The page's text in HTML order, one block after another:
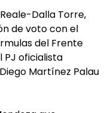
Dalla Torre,
de voto con el
del Frente
PJ oficialista
Martínez Palau